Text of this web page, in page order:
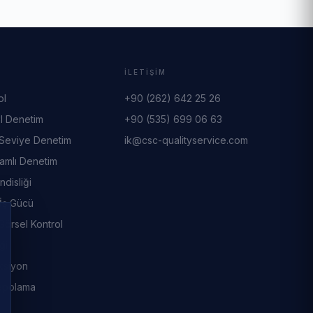
Denetim
Denetim
Denetim
Gücü
Kontrol
İLETIŞIM
+90 (262) 642 25 26
+90 (535) 699 06 63
ik@csc-qualityservice.com